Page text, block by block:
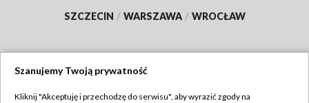
SZCZECIN / WARSZAWA / WROCŁAW
Szanujemy Twoją prywatność
Kliknij "Akceptuję i przechodzę do serwisu", aby wyrazić zgody na